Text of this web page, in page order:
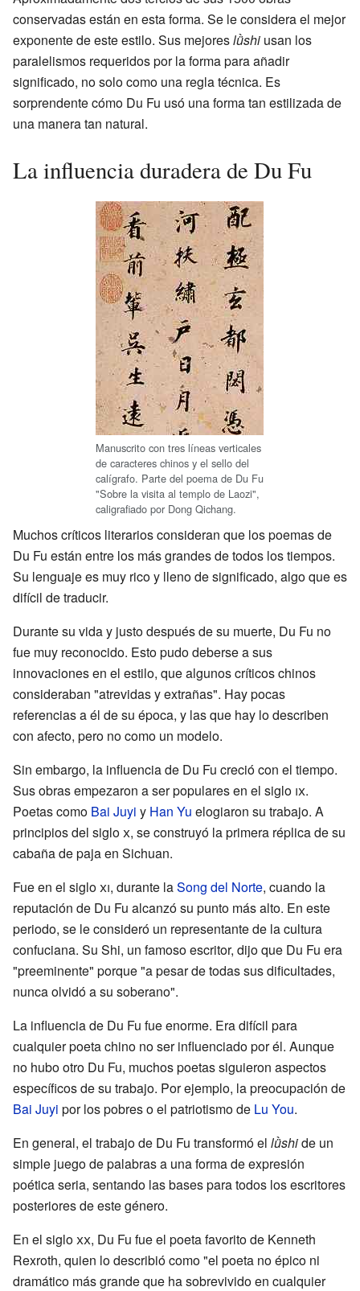
conservadas están en esta forma. Se le considera el mejor
exponente de este estilo. Sus mejoreslǜshi usan los
paralelismos requeridos por la forma para añadir
significado, no solo como una regla técnica. Es
sorprendente cómo Du Fu usó una forma tan estilizada de
una manera tan natural.
La influencia duradera de Du Fu
Manuscrito con tres líneas verticales
de caracteres chinos y el sello del
calígrafo. Parte del poema de Du Fu
"Sobre la visita al templo de Laozi",
caligrafiado por Dong Qichang.
Muchos críticos literarios consideran que los poemas de
Du Fu están entre los más grandes de todos los tiempos.
Su lenguaje es muy rico y lleno de significado, algo que es
difícil de traducir.
Durante su vida y justo después de su muerte, Du Fu no
fue muy reconocido. Esto pudo deberse a sus
innovaciones en el estilo, que algunos críticos chinos
consideraban "atrevidas y extrañas". Hay pocas
referencias a él de su época, y las que hay lo describen
con afecto, pero no como un modelo.
Sin embargo, la influencia de Du Fu creció con el tiempo.
Sus obras empezaron a ser populares en el siglo ix.
Poetas como Bai Juyi y Han Yu elogiaron su trabajo. A
principios del siglox, se construyó la primera réplica de su
cabaña de paja en Sichuan.
Fue en el sigloxi, durante laSong del Norte, cuando la
reputación de Du Fu alcanzó su punto más alto. En este
periodo, se le consideró un representante de la cultura
confuciana. Su Shi, un famoso escritor, dijo que Du Fu era
"preeminente" porque "a pesar de todas sus dificultades,
nunca olvidó a su soberano".
La influencia de Du Fu fue enorme. Era difícil para
cualquier poeta chino no ser influenciado por él. Aunque
no hubo otro Du Fu, muchos poetas siguieron aspectos
específicos de su trabajo. Por ejemplo, la preocupación de
Bai Juyi por los pobres o el patriotismo de Lu You.
En general, el trabajo de Du Fu transformó el lǜshide un
simple juego de palabras a una forma de expresión
poética seria, sentando las bases para todos los escritores
posteriores de este género.
En el sigloxx, Du Fu fue el poeta favorito de Kenneth
Rexroth, quien lo describió como "el poeta no épico ni
dramático más grande que ha sobrevivido en cualquier